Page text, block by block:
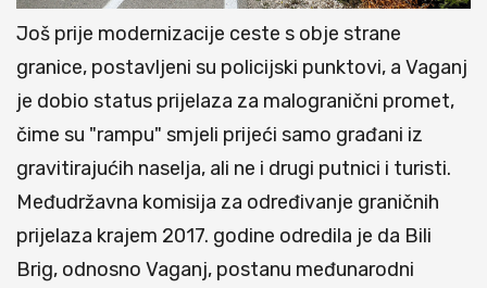
Još prije modernizacije ceste s obje strane
granice, postavljeni su policijski punktovi, a Vaganj
je dobio status prijelaza za malogranični promet,
čime su "rampu" smjeli prijeći samo građani iz
gravitirajućih naselja, ali ne i drugi putnici i turisti.
Međudržavna komisija za određivanje graničnih
prijelaza krajem 2017. godine odredila je da Bili
Brig, odnosno Vaganj, postanu međunarodni